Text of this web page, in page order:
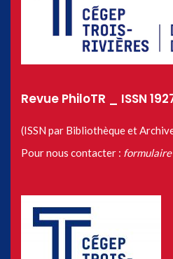
Revue PhiloTR _ ISSN
(ISSN par Bibliothèque et
Pour nous contacter :